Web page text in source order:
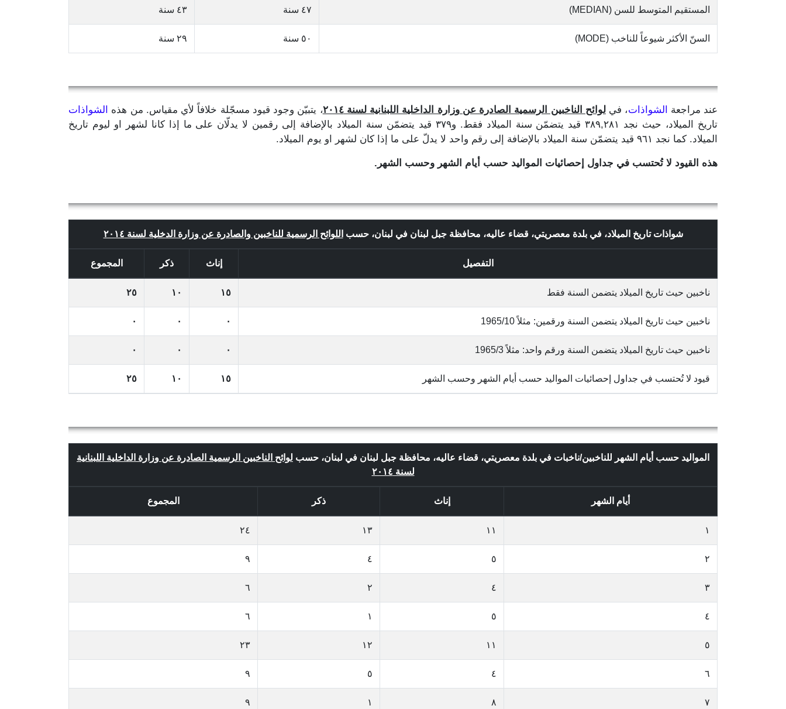
المستقيم المتوسط للسن (MEDIAN) ٤٧ سنة ٤٣ سنة
السنّ الأكثر شيوعاً للناخب (MODE) ٥٠ سنة ٢٩ سنة
عند مراجعة الشواذات، فيلوائح الناخبين الرسمية الصادرة عن وزارة الداخلية اللبنانية لسنة ٢٠١٤ ، يتبيّن وجود قيود مسجّلة خلافاً لأي مقياس. من هذه
الشواذات
تاريخ الميلاد، حيث نجد ٣٨٩,٢٨١ قيد يتضمّن سنة الميلاد فقط. و٣٧٩ قيد يتضمّن سنة الميلاد بالإضافة إلى رقمين لا يدلّان على ما إذا كانا لشهر او ليوم تاريخ
الميلاد. كما نجد ٩٦١ قيد يتضمّن سنة الميلاد بالإضافة إلى رقم واحد لا يدلّ على ما إذا كان لشهر او يوم الميلاد.
هذه القيود لا تُحتسب في جداول إحصائيات المواليد حسب أيام الشهر وحسب الشهر.
شواذات تاريخ الميلاد، في بلدة معصريتي، قضاء عاليه، محافظة جبل لبنان في لبنان، حسب اللوائح الرسمية للناخبين والصادرة عن وزارة الدخلية لسنة ٢٠١٤
التفصيل إناث ذكر المجموع
ناخبين حيث تاريخ الميلاد يتضمن السنة فقط ١٥ ١٠ ٢٥
ناخبين حيث تاريخ الميلاد يتضمن السنة ورقمين: مثلاً 1965/10 ٠ ٠ ٠
ناخبين حيث تاريخ الميلاد يتضمن السنة ورقم واحد: مثلاً 1965/3 ٠ ٠ ٠
قيود لا تُحتسب في جداول إحصائيات المواليد حسب أيام الشهر وحسب الشهر ١٥ ١٠ ٢٥
المواليد حسب أيام الشهر للناخبين/ناخبات في بلدة معصريتي، قضاء عاليه، محافظة جبل لبنان في لبنان، حسب لوائح الناخبين الرسمية الصادرة عن وزارة الداخلية اللبنانية
لسنة ٢٠١٤
أيام الشهر إناث ذكر المجموع
١ ١١ ١٣ ٢٤
٢ ٥ ٤ ٩
٣ ٤ ٢ ٦
٤ ٥ ١ ٦
٥ ١١ ١٢ ٢٣
٦ ٤ ٥ ٩
٧ ٨ ١ ٩